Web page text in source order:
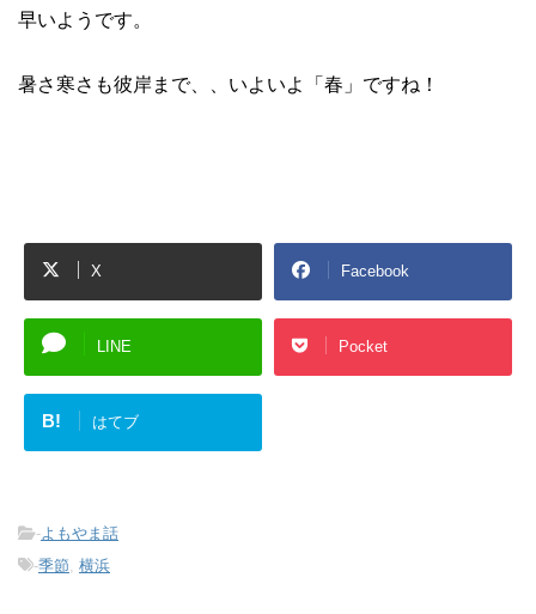
早いようです。
暑さ寒さも彼岸まで、、いよいよ「春」ですね！
X Facebook
LINE Pocket
B! はてブ
-よもやま話
-季節 横浜